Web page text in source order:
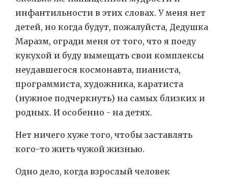
инфантильности в этих словах. У меня нет
детей, но когда будут, пожалуйста, Дедушка
Маразм, огради меня от того, что я поеду
кукухой и буду вымещать свои комплексы
неудавшегося космонавта, пианиста,
программиста, художника, каратиста
(нужное подчеркнуть) на самых близких и
родных. И особенно - на детях.
Нет ничего хуже того, чтобы заставлять
кого-то жить чужой жизнью.
Одно дело, когда взрослый человек